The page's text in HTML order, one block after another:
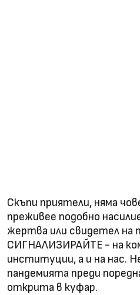
Скъпи приятели, няма
преживее подобно
жертва или свидетел на
СИГНАЛИЗИРАЙТЕ - на
институции, а и на нас.
пандемията преди
открита в куфар.